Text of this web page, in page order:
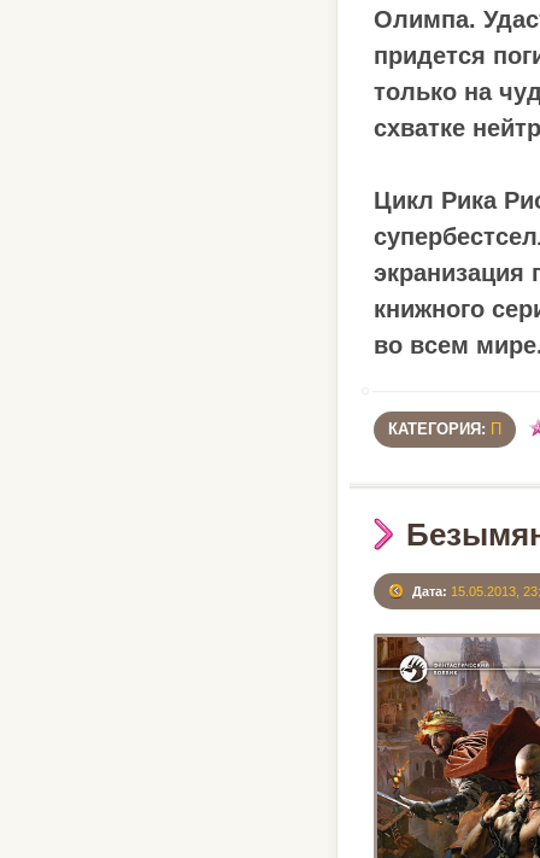
Олимпа.
придется
только на
схватке
Цикл Рика
экранизация
книжного
во всем
КАТЕГОРИЯ: П
Дата: 15.05.2013,